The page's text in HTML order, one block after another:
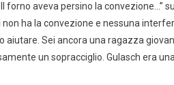
forno aveva persino la convezione…”
ha la convezione e nessuna
aiutare. Sei ancora una ragazza
un sopracciglio. Gulasch era